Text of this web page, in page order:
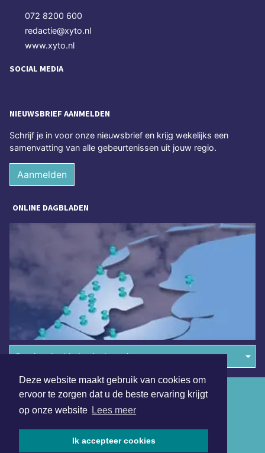
Deze website maakt gebruik van cookies om
ervoor te zorgen dat u de beste ervaring krijgt
op onze website Lees meer
Ik accepteer cookies
072 8200 600
redactie@xyto.nl
www.xyto.nl
SOCIAL MEDIA
NIEUWSBRIEF AANMELDEN
Schrijf je in voor onze nieuwsbrief en krijg wekelijks een
samenvatting van alle gebeurtenissen uit jouw regio.
Aanmelden
ONLINE DAGBLADEN
Overige dagbladen in de regio
Algemene voorwaarden
Disclaimer